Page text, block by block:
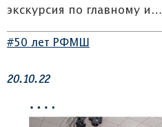
экскурсия по главному и…
#50 лет РФМШ
20.10.22